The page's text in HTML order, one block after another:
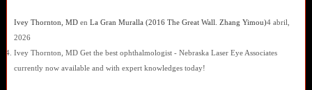
Ivey Thornton, MDen La Gran Muralla (2016 The Great Wall. Zhang Yimou)4 abril,
2026
Ivey Thornton, MD Get the best ophthalmologist - Nebraska Laser Eye Associates
currently now available and with expert knowledges today!